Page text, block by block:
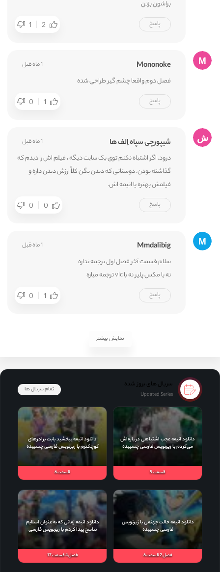
براشون بزنن
1 2 پاسخ
Mononoke
فصل دوم واقعا چشم گیر طراحی شده
0 1
1 ماه قبل
پاسخ
شیپورچی سپاه اِلف ها
درود. اگر اشتباه نکنم توی یک سایت دیگه ، فیلم اش را دیدم که
گذاشته بودن. دوستانی که دیدن بگن کلاً ارزش دیدن داره و
فیلمش بهتره یا انیمه اش.
0 0
1 ماه قبل
پاسخ
Mmdalibig
سلام قسمت آخر فصل اول ترجمه نداره
نه با مکس پلیر نه با vlc ترجمه میاره
0 1
1 ماه قبل
پاسخ
نمایش بیشتر
سریال های بروز شده
Updated Series
تمام سریال ها
قسمت 5 قسمت 6
فصل 2 قسمت 6 فصل 4 قسمت 17